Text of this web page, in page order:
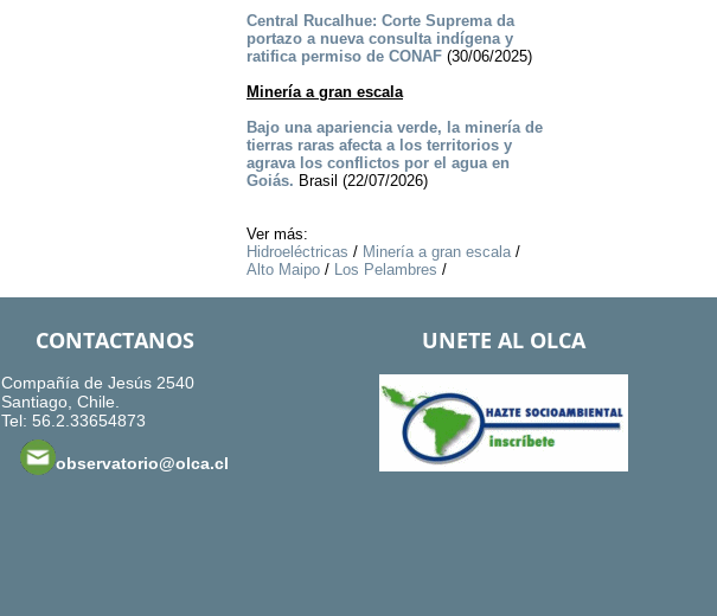
Central Rucalhue: Corte Suprema da
portazo a nueva consulta indígena y
ratifica permiso de CONAF(30/06/2025)
Minería a gran escala
Bajo una apariencia verde, la minería de
tierras raras afecta a los territorios y
agrava los conflictos por el agua en
Goiás. Brasil (22/07/2026)
Ver más:
Hidroeléctricas / Minería a gran escala/
Alto Maipo/ Los Pelambres /
CONTACTANOS
Compañía de Jesús 2540
Santiago, Chile.
Tel: 56.2.33654873
observatorio@olca.cl
UNETE AL OLCA